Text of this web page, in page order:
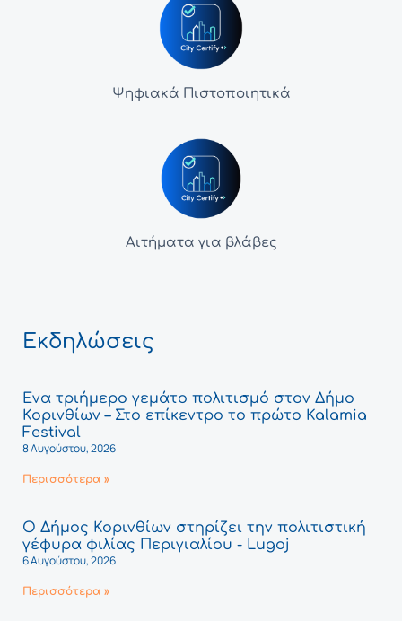
Ψηφιακά Πιστοποιητικά
Αιτήματα για βλάβες
Εκδηλώσεις
Ένα τριήμερο γεμάτο πολιτισμό στον Δήμο
Κορινθίων – Στο επίκεντρο το πρώτο Kalamia
Festival
8 Αυγούστου, 2026
Περισσότερα »
Ο Δήμος Κορινθίων στηρίζει την πολιτιστική
γέφυρα φιλίας Περιγιαλίου - Lugoj
6 Αυγούστου, 2026
Περισσότερα »